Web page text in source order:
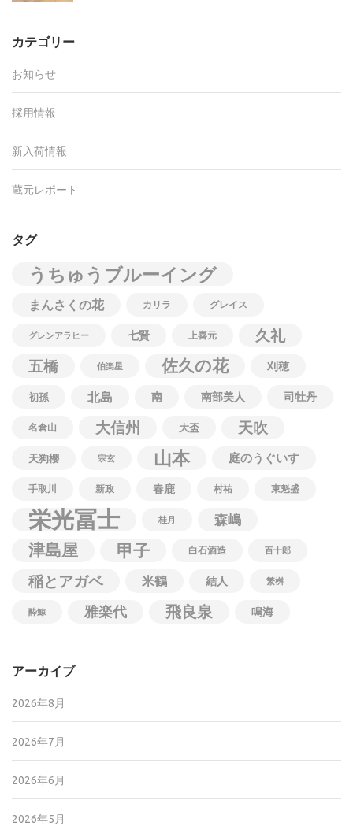
カテゴリー
お知らせ
採用情報
新入荷情報
蔵元レポート
タグ
うちゅうブルーイング
まんさくの花 カリラ グレイス
グレンアラヒー 七賢 上喜元
久礼
五橋
伯楽星 佐久の花 刈穂
初孫 北島 南 南部美人 司牡丹
名倉山 大信州 大盃 天吹
天狗櫻 宗玄 山本 庭のうぐいす
手取川 新政 春鹿 村祐 東魁盛
栄光冨士 桂月 森嶋
津島屋 甲子 白石酒造 百十郎
稲とアガベ 米鶴 結人 繁桝
酔鯨 雅楽代 飛良泉 鳴海
アーカイブ
2026年8月
2026年7月
2026年6月
2026年5月